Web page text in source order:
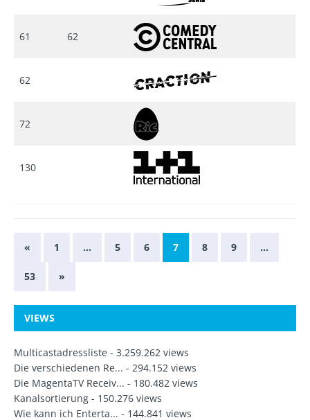
61 62
62
72
130
« 1 … 5 6 7 8 9 …
53 »
VIEWS
Multicastadressliste - 3.259.262 views
Die verschiedenen Re... - 294.152 views
Die MagentaTV Receiv... - 180.482 views
Kanalsortierung - 150.276 views
Wie kann ich Enterta... - 144.841 views